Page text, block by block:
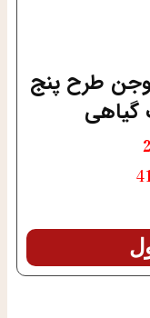
طرح پنج